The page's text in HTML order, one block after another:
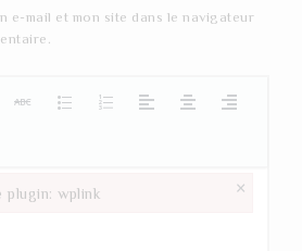
e-mail et mon site dans le navigateur
plugin: wplink ×